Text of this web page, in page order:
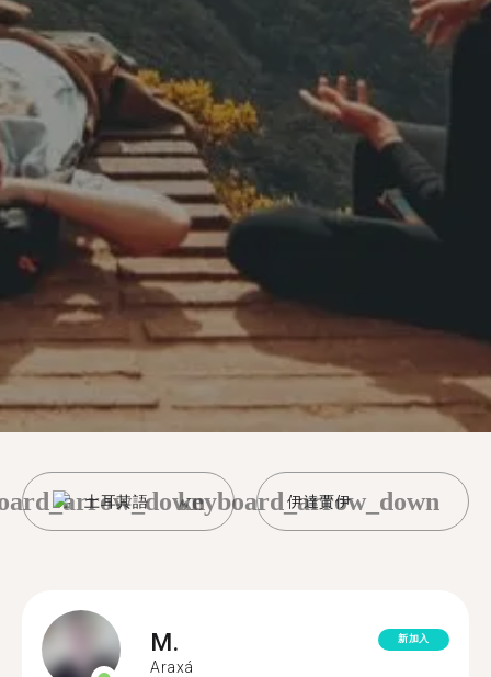
土耳其語 伊達賈伊
keyboard_arrow_down
M.
Araxá
新加入